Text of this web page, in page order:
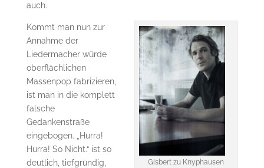
auch.
Gisbert zu Knyphausen
Kommt man nun zur
Annahme der
Liedermacher würde
oberflächlichen
Massenpop fabrizieren,
ist man in die komplett
falsche
Gedankenstraße
eingebogen. „Hurra!
Hurra! So Nicht.“ ist so
deutlich, tiefgründig,